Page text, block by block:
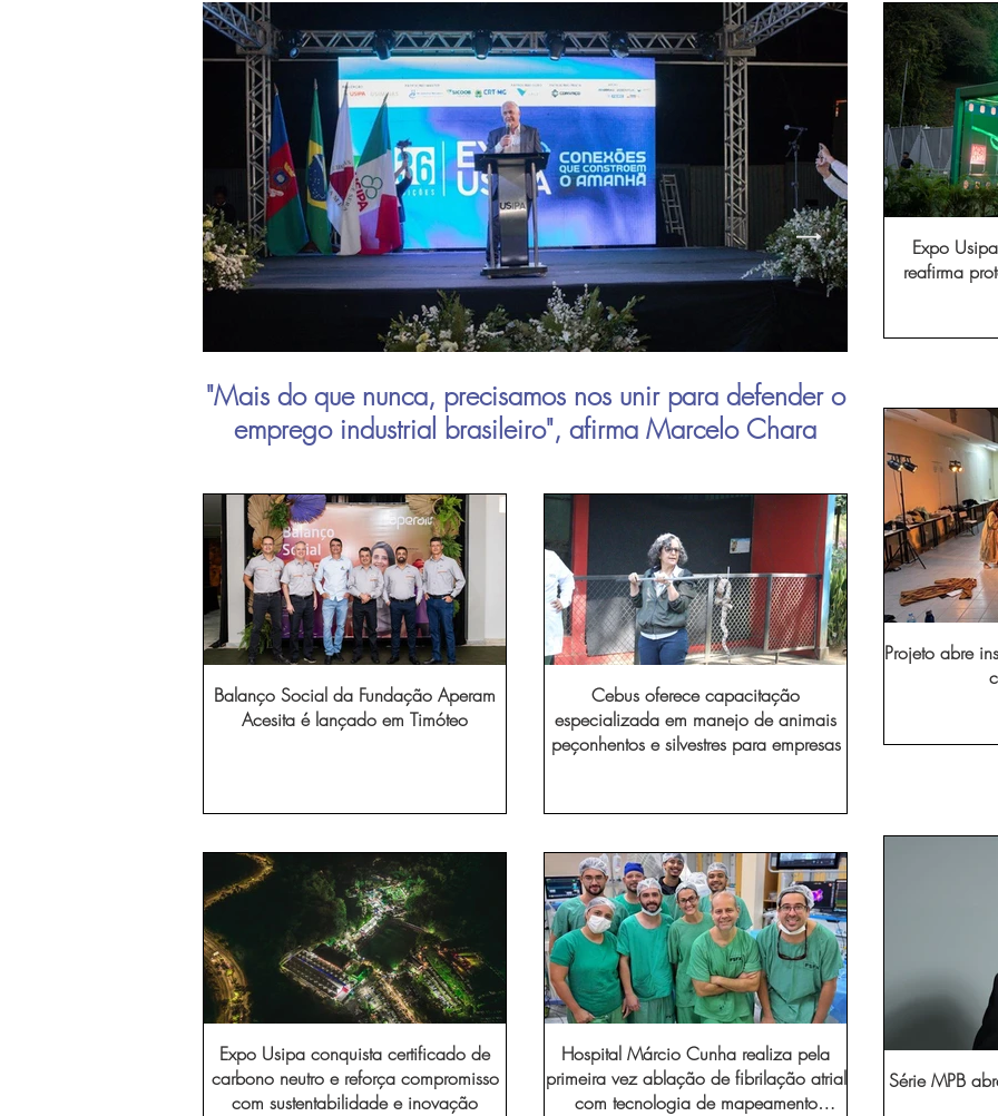
"Mais do que nunca, precisamos nos unir para defender o
emprego industrial brasileiro", afirma Marcelo Chara
viagens
Balanço Social da Fundação Aperam
Acesita é lançado em Timóteo
Cebus oferece capacitação
especializada em manejo de animais
peçonhentos e silvestres para empresas
Expo
reafirma
Projeto abre
Expo Usipa conquista certificado de
carbono neutro e reforça compromisso
com sustentabilidade e inovação
Hospital Márcio Cunha realiza pela
primeira vez ablação de fibrilação atrial
com tecnologia de mapeamento
Série MPB